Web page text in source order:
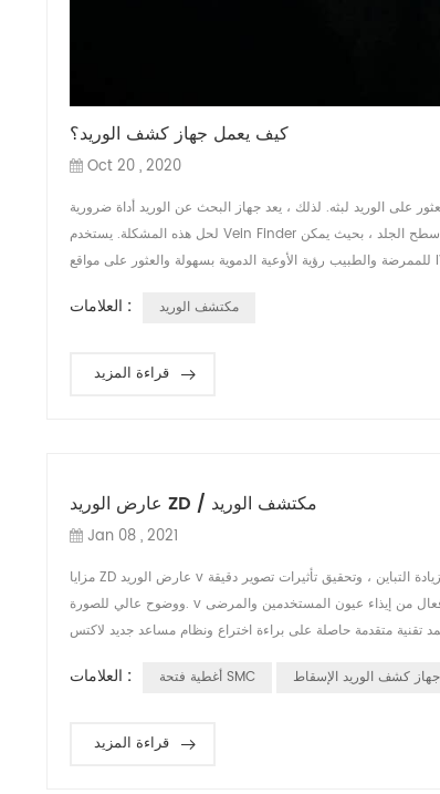
كيف يعمل جهاز كشف الوريد؟
Oct 20 , 2020
الوريد لبثه. لذلك ، يعد جهاز البحث عن الوريد أداة ضرورية
لحل هذه المشكلة. يستخدم Vein Finder ضوء الأشعة تحت الحمراء للكشف عن الأوردة تحت الجلد ويعطي عرضًا في الوقت الفعلي للأوردة على سطح الجلد ، بحيث يمكن
العلامات : مكتشف الوريد
قراءة المزيد
عارض الوريد ZD / مكتشف الوريد
Jan 08 , 2021
مزايا ZD عارض الوريد v الآثار الجانبية التصوير بالألوان الكاملة ، يمكنه ضبط لون صور الأوعية الدموية والخلفية بشكل تعسفي ، وزيادة التباين ، وتحقيق تأثيرات تصوير دقيقة
ووضوح عالي للصورة. v جانب السلامة إنها تعتمد مصدر ضوء بارد طبي آمن ، بدون ليزر ، والذي يمكن أن يمنع الأداة بشكل فعال من إيذاء عيون المستخدمين والمرضى. v
العلامات : أغطية فتحة SMC جهاز كشف الوريد الإسقاط
قراءة المزيد